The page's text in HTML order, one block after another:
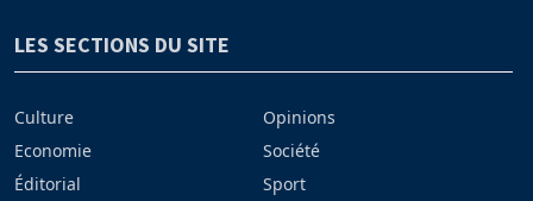
LES SECTIONS DU SITE
Culture
Economie
Éditorial
Opinions
Société
Sport